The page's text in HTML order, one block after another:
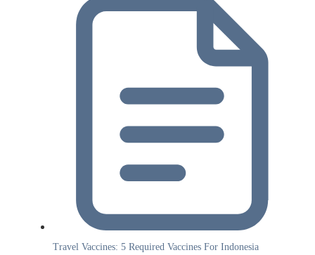
Travel Vaccines: 5 Required Vaccines For Indonesia